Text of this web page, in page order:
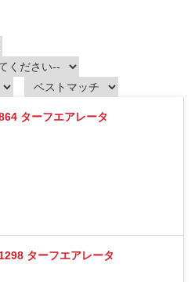
ターフエアレータ
ターフエアレータ